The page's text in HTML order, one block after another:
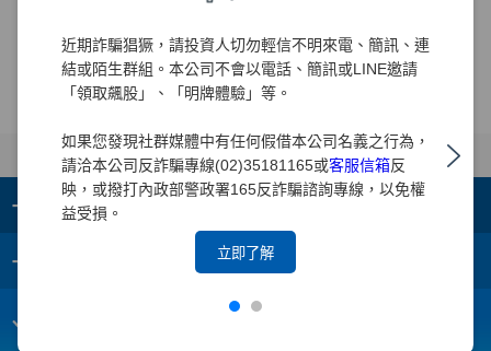
近期詐騙猖獗，請投資人切勿輕信不明來電、簡訊、連
結或陌生群組。本公司不會以電話、簡訊或LINE邀請
「領取飆股」、「明牌體驗」等。
如果您發現社群媒體中有任何假借本公司名義之行為，
請洽本公司反詐騙專線(02)35181165或客服信箱反
映，或撥打內政部警政署165反詐騙諮詢專線，以免權
益受損。
立即了解
+ 集團成員
+
webmaster@yuanta.com